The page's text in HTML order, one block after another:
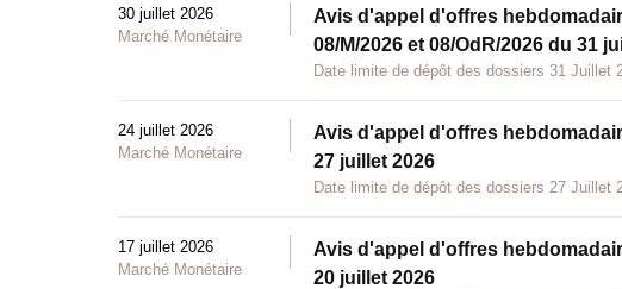
30 juillet 2026
Marché Monétaire
Avis d'appel d'offres
08/M/2026 et 08/OdR/2026 du 31
Date limite de dépôt des dossiers 31 Juillet
24 juillet 2026
Marché Monétaire
Avis d'appel d'offres
27 juillet 2026
Date limite de dépôt des dossiers 27 Juillet
17 juillet 2026
Marché Monétaire
Avis d'appel d'offres
20 juillet 2026